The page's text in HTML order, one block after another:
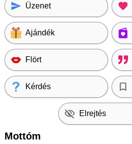
Üzenet
Ajándék
Flört
Kérdés
Elrejtés
Mottóm